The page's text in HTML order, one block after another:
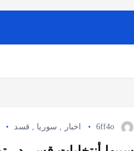
6ff4o اخبار , سوريا , قسد